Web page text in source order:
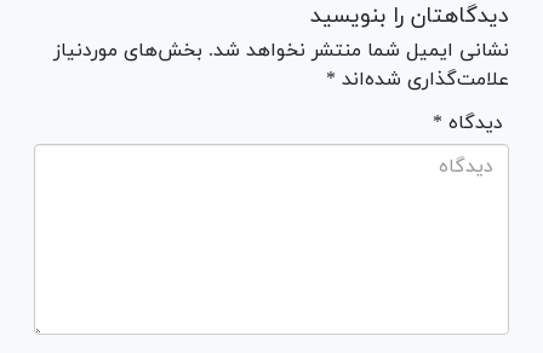
دیدگاهتان را بنویسید
نشانی ایمیل شما منتشر نخواهد شد. بخش‌های موردنیاز
علامت‌گذاری شده‌اند *
* دیدگاه